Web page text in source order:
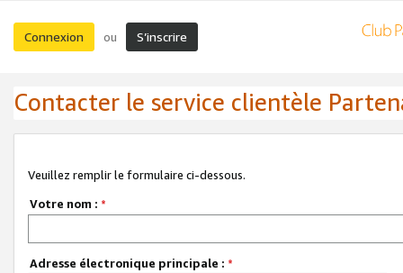
Connexion ou S’inscrire
Contacter le service clientèle
Veuillez remplir le formulaire ci-dessous.
Votre nom : *
Adresse électronique principale : *